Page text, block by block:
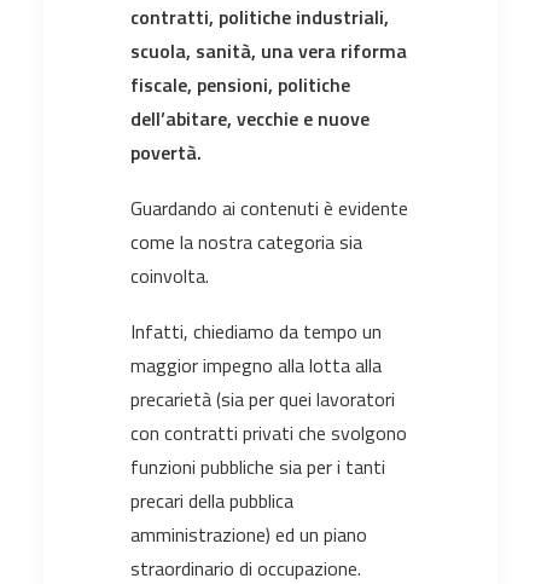
contratti, politiche industriali,
scuola, sanità, una vera riforma
fiscale, pensioni, politiche
dell’abitare, vecchie e nuove
povertà.
Guardando ai contenuti è evidente
come la nostra categoria sia
coinvolta.
Infatti, chiediamo da tempo un
maggior impegno alla lotta alla
precarietà (sia per quei lavoratori
con contratti privati che svolgono
funzioni pubbliche sia per i tanti
precari della pubblica
amministrazione) ed un piano
straordinario di occupazione.